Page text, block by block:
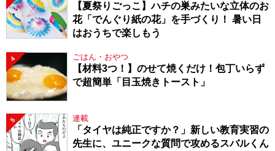
【夏祭りごっこ】ハチの巣みたいな立体のお
花「でんぐり紙の花」を手づくり！ 暑い日
はおうちで楽しもう
4 ごはん・おやつ
【材料3つ！】のせて焼くだけ！包丁いらず
で超簡単「目玉焼きトースト」
5 連載
「タイヤは純正ですか？」新しい教育実習の
先生に、ユニークな質問で攻めるスバルくん